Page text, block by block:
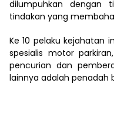
dilumpuhkan dengan
tindakan yang
Ke 10 pelaku kejahatan
spesialis motor
pencurian dan
lainnya adalah penadah